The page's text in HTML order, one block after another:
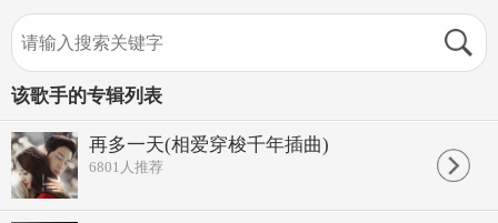
该歌手的专辑列表
再多一天(相爱穿梭千年插曲)
6801 人推荐